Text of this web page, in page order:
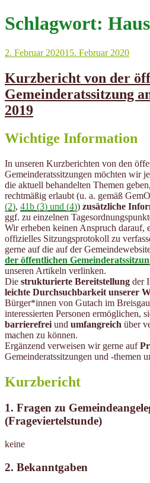
Schlagwort:
Veröffentlicht
2. Februar 202015. Februar 2020
Kurzbericht von der
Gemeinderatssitzung
2019
Wichtige Information
In unseren Kurzberichten von den
Gemeinderatssitzungen möchten wir
die aktuell behandelten Themen
rechtmäßig erlaubt (u. a. gemäß
(2), 41b (3) und (4)) zusätzliche
ggf. zu einzelnen
Wir erheben keinen Anspruch darauf,
offizielles Sitzungsprotokoll zu
gerne auf die auf der
der öffentlichen
unseren Artikeln verlinken.
Die strukturierte Bereitstellung der
leichte Durchsuchbarkeit unserer
Bürger*innen von Gutach im
interessierten Personen ermöglichen,
barrierefrei und umfangreich über
machen zu können.
Ergänzend verweisen wir gerne auf
Gemeinderatssitzungen und -themen
Kurzbericht
1. Fragen zu
(Frageviertelstunde)
keine
2. Bekanntgaben